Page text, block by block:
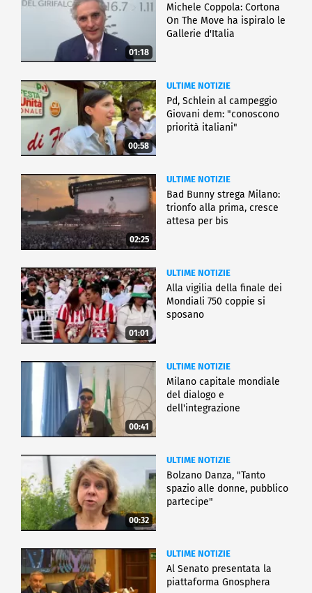
01:18
Michele Coppola: Cortona
On The Move ha ispiralo le
Gallerie d'Italia
00:58
ULTIME NOTIZIE
Pd, Schlein al campeggio
Giovani dem: "conoscono
priorità italiani"
02:25
ULTIME NOTIZIE
Bad Bunny strega Milano:
trionfo alla prima, cresce
attesa per bis
01:01
ULTIME NOTIZIE
Alla vigilia della finale dei
Mondiali 750 coppie si
sposano
00:41
ULTIME NOTIZIE
Milano capitale mondiale
del dialogo e
dell'integrazione
00:32
ULTIME NOTIZIE
Bolzano Danza, "Tanto
spazio alle donne, pubblico
partecipe"
ULTIME NOTIZIE
Al Senato presentata la
piattaforma Gnosphera